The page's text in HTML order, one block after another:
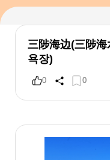
三陟海边(三陟
욕장)
0 0